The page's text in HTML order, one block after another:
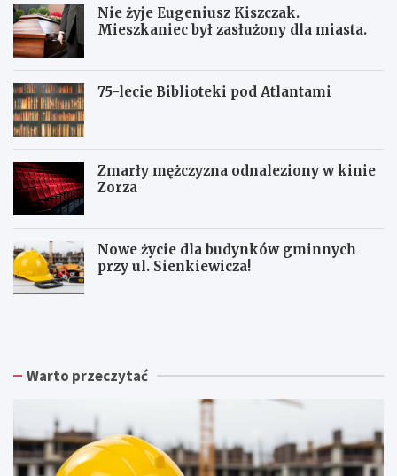
Nie żyje Eugeniusz Kiszczak.
Mieszkaniec był zasłużony dla miasta.
75-lecie Biblioteki pod Atlantami
Zmarły mężczyzna odnaleziony w kinie
Zorza
Nowe życie dla budynków gminnych
przy ul. Sienkiewicza!
Z
k
d
p
W
z
a
R
W
z
:
N
Warto przeczytać